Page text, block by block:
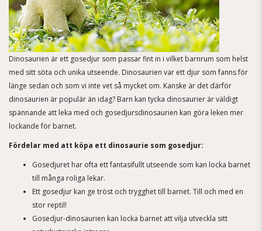
Dinosaurien är ett gosedjur som passar fint in i vilket barnrum som helst
med sitt söta och unika utseende. Dinosaurien var ett djur som fanns för
länge sedan och som vi inte vet så mycket om. Kanske är det därför
dinosaurien är populär än idag? Barn kan tycka dinosaurier är väldigt
spännande att leka med och gosedjursdinosaurien kan göra leken mer
lockande för barnet.
Fördelar med att köpa ett dinosaurie som gosedjur:
Gosedjuret har ofta ett fantasifullt utseende som kan locka barnet
till många roliga lekar.
Ett gosedjur kan ge tröst och trygghet till barnet. Till och med en
stor reptil!
Gosedjur-dinosaurien kan locka barnet att vilja utveckla sitt